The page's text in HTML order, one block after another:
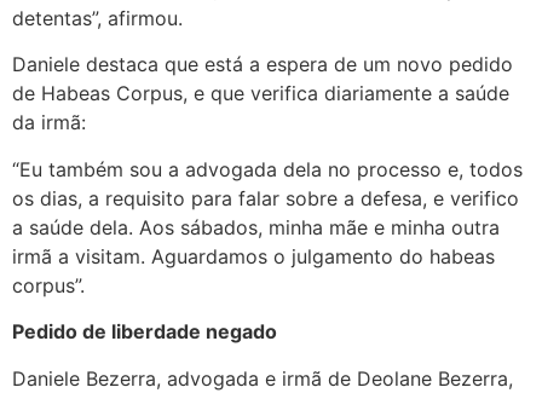
detentas”, afirmou.
Daniele destaca que está a espera de um novo pedido
de Habeas Corpus, e que verifica diariamente a saúde
da irmã:
“Eu também sou a advogada dela no processo e, todos
os dias, a requisito para falar sobre a defesa, e verifico
a saúde dela. Aos sábados, minha mãe e minha outra
irmã a visitam. Aguardamos o julgamento do habeas
corpus”.
Pedido de liberdade negado
Daniele Bezerra, advogada e irmã de Deolane Bezerra,